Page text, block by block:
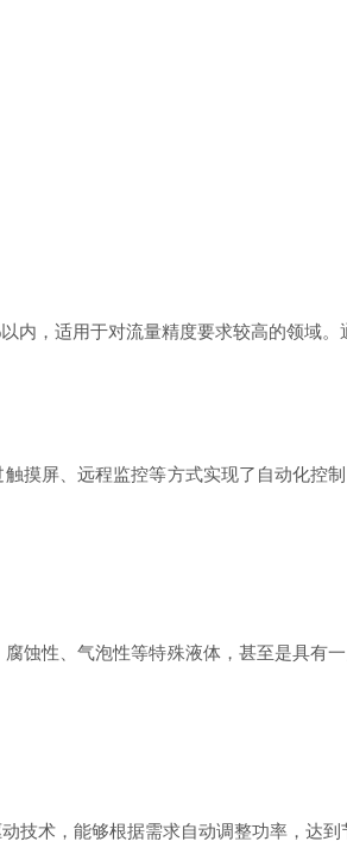
，适用于对流量精度要求较高的领域。
屏、远程监控等方式实现了自动化控
性、气泡性等特殊液体，甚至是具有
术，能够根据需求自动调整功率，达到